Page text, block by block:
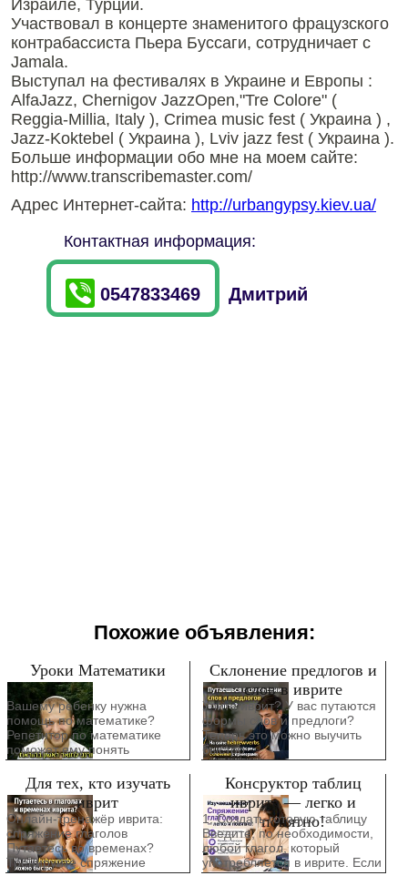
Израиле, Турции.
Участвовал в концерте знаменитого фрацузского
контрабассиста Пьера Буссаги, сотрудничает с
Jamala.
Выступал на фестивалях в Украине и Европы :
AlfaJazz, Chernigov JazzOpen,"Tre Colore" (
Reggia-Millia, Italy ), Crimea music fest ( Украина ) ,
Jazz-Koktebel ( Украина ), Lviv jazz fest ( Украина ).
Больше информации обо мне на моем сайте:
http://www.transcribemaster.com/
Адрес Интернет-сайта: http://urbangypsy.kiev.ua/
Контактная информация:
0547833469 Дмитрий
Похожие объявления:
Уроки Математики
Вашему ребенку нужна
помощь по математике?
Репетитор по математике
поможет ему понять
материал и добиться успеха!
Склонение предлогов и
слов в иврите
Учите иврит? У вас путаются
формы слов и предлоги?
Теперь это можно выучить
быстро
Для тех, кто изучать
иврит
Онлайн-тренажёр иврита:
спряжение глаголов
Путаетесь во временах?
Тренируйте спряжение
быстро и понятно. Все
Консруктор таблиц
иврита — легко и
понятно!
1. Создать готовую таблицу
Введите, по необходимости,
любой глагол, который
употребляется в иврите. Если
таблица уже создана в вашем